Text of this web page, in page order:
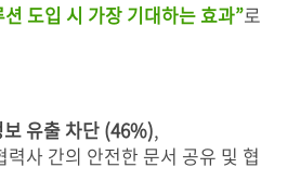
도입 시 가장 기대하는 효과”로
유출 차단 (46%),
력사 간의 안전한 문서 공유 및 협